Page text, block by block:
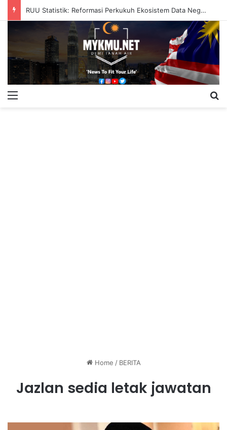
RUU Statistik: Reformasi Perkukuh Ekosistem Data Negara
Home / BERITA
Jazlan sedia letak jawatan